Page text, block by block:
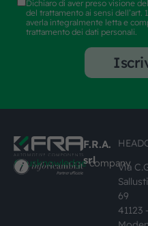
Dichiaro di aver preso visione
del trattamento ai sensi dell’art.
averla integralmente letta e
trattamento dei dati personali.
#busknowledgecompany
F.R.A.
srl
Via
69
41123